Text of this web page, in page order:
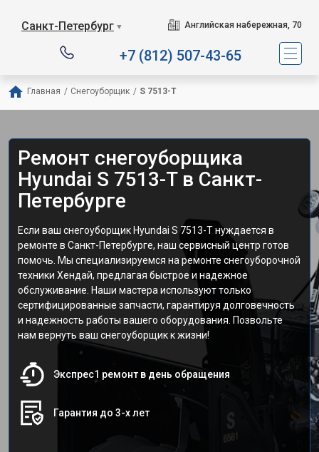
Санкт-Петербург ▼ Английская набережная, 70
+7 (812) 507-43-65
Главная / Снегоуборщик / S 7513-T
Ремонт снегоуборщика
Hyundai S 7513-T в Санкт-
Петербурге
Если ваш снегоуборщик Hyundai S 7513-T нуждается в
ремонте в Санкт-Петербурге, наш сервисный центр готов
помочь. Мы специализируемся на ремонте снегоуборочной
техники Хендай, предлагая быстрое и надежное
обслуживание. Наши мастера используют только
сертифицированные запчасти, гарантируя долговечность
и надежность работы вашего оборудования. Позвольте
нам вернуть ваш снегоуборщик к жизни!
Экспрес1 ремонт в день обращения
Гарантия до 3-х лет